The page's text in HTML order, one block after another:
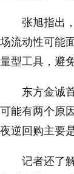
张旭指出
场流动性可能
量型工具，避
东方金诚
可能有两个原
夜逆回购主要
记者还了